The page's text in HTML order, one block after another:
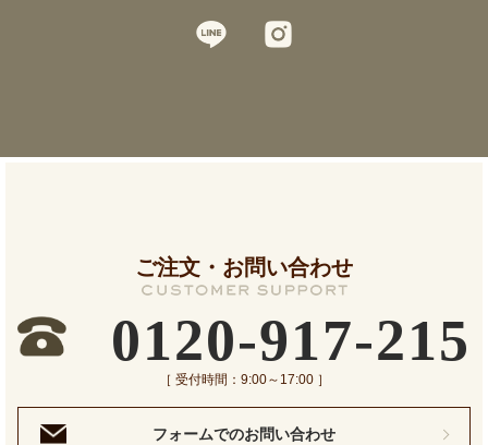
ご注文・お問い合わせ
0120-917-215
［ 受付時間：9:00～17:00 ］
フォームでのお問い合わせ